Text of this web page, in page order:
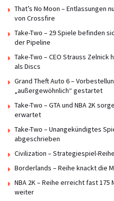
That’s No Moon – Entlassungen
von Crossfire
Take-Two – 29 Spiele befinden
der Pipeline
Take-Two – CEO Strauss
als Discs
Grand Theft Auto 6 –
„außergewöhnlich“ gestartet
Take-Two – GTA und NBA 2K
erwartet
Take-Two – Unangekündigtes
abgeschrieben
Civilization – Strategiespiel-
Borderlands – Reihe knackt die
NBA 2K – Reihe erreicht fast
weiter